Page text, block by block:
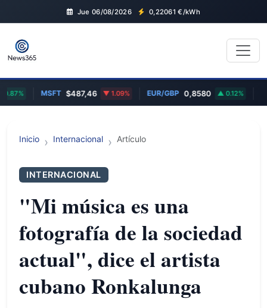
Jue 06/08/2026 0,22061 €/kWh
0.87% MSFT $487,46 1.09% EUR/GBP 0,8580 0.12%
Inicio Internacional Artículo
INTERNACIONAL
"Mi música es una
fotografía de la sociedad
actual", dice el artista
cubano Ronkalunga